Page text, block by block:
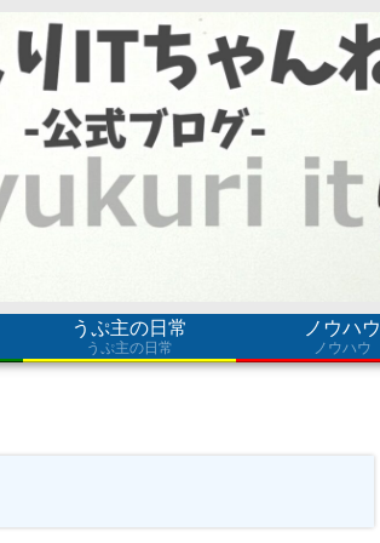
うぷ主の日常
うぷ主の日常
ノウハウ
ノウハウ